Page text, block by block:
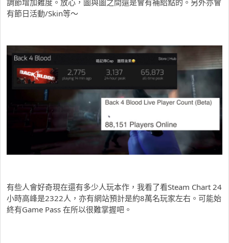
有節日活動/Skin等～
有些人會好奇現在還有多少人玩本作，我看了看Steam Chart 24
小時高峰是2322人，亦有網站預計是約8萬名玩家左右。可能始
終有Game Pass 在所以很難掌握吧。